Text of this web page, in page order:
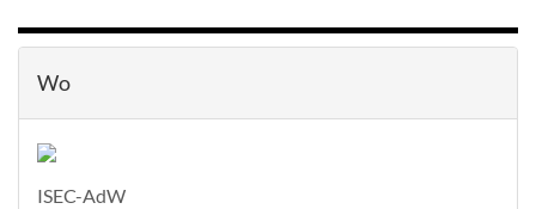
Wo
ISEC-AdW